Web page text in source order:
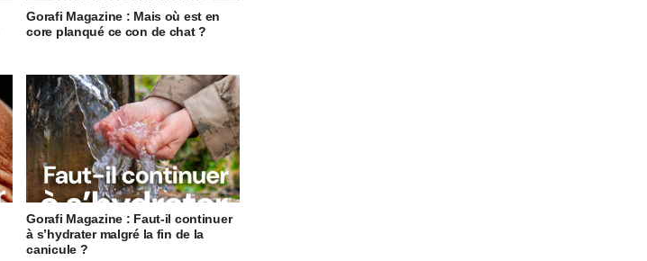
Gorafi Magazine : Mais où est en
core planqué ce con de chat ?
Gorafi Magazine : Faut-il continuer
à s’hydrater malgré la fin de la
canicule ?